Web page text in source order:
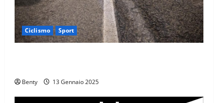
Ciclismo Sport
Benty 13 Gennaio 2025